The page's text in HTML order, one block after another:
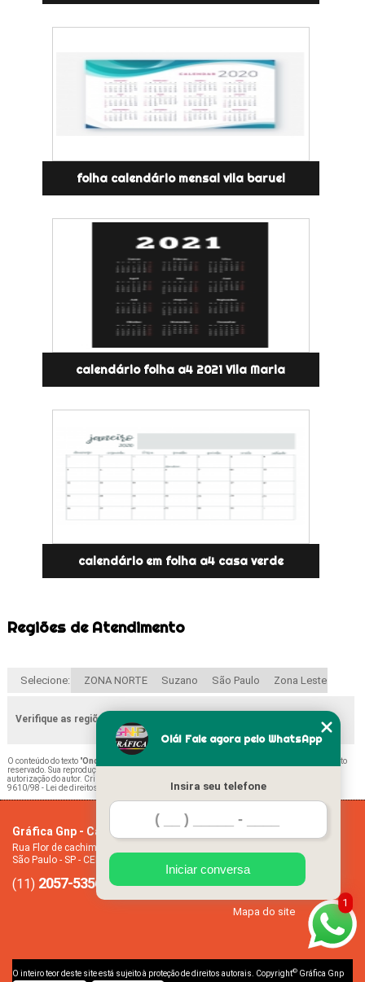
folha calendário mensal vila baruel
calendário folha a4 2021 Vila Maria
calendário em folha a4 casa verde
Regiões de Atendimento
Selecione: ZONA NORTE Suzano São Paulo Zona Leste
Verifique as regiões que atendemos
O conteúdo do texto "Onde Comprar Calendário Folha A4 2021 Itaim Paulista
" é de direito
reservado. Sua reprodução, parcial ou total, mesmo citando nossos links, é proibida sem a
autorização do autor. Crime de violação de direito autoral – artigo 184 do Código Penal –
9610/98 - Lei de direitos autorais
Gráfica Gnp - Cartão de visita
Rua Flor de cachimbo, 274 - Jardim Santana
São Paulo - SP - CEP: 08050-040
(11) 2057-5356 (11)94612-2445
Missão
Mapa do site
O inteiro teor deste site está sujeito à proteção de direitos autorais. Copyright© Gráfica Gnp
1
Olá! Fale agora pelo WhatsApp
Insira seu telefone
Iniciar conversa